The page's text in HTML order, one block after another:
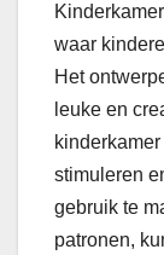
waar
Het
leuke en
stimuleren
gebruik te
patronen,